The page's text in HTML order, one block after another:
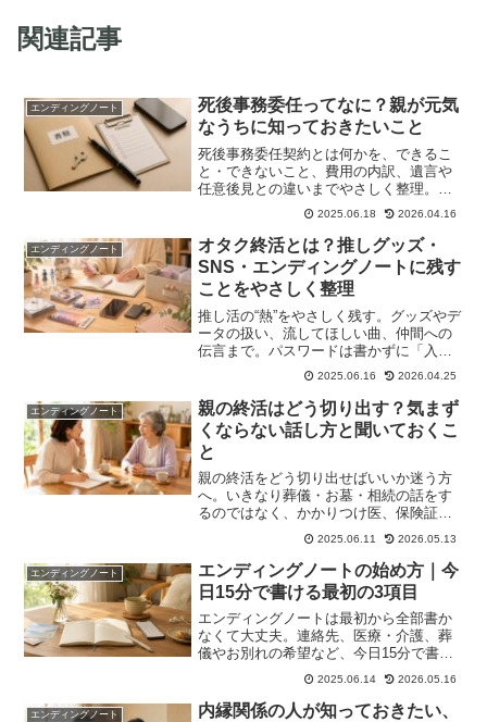
関連記事
エンディングノート
死後事務委任ってなに？親が元気
なうちに知っておきたいこと
死後事務委任契約とは何かを、できるこ
と・できないこと、費用の内訳、遺言や
任意後見との違いまでやさしく整理。実
子がいても使うケースや、契約前の注意
点も現場目線で解説します。
2025.06.18 2026.04.16
エンディングノート
オタク終活とは？推しグッズ・
SNS・エンディングノートに残す
ことをやさしく整理
推し活の“熱”をやさしく残す。グッズやデ
ータの扱い、流してほしい曲、仲間への
伝言まで。パスワードは書かずに「入口
情報＋保管場所」で安全に続けるコツも
2025.06.16 2026.04.25
エンディングノート
親の終活はどう切り出す？気まず
くならない話し方と聞いておくこ
と
親の終活をどう切り出せばいいか迷う方
へ。いきなり葬儀・お墓・相続の話をす
るのではなく、かかりつけ医、保険証の
場所、緊急連絡先など「もしもの時に迷
子にならない情報」から確認する方法
を、葬祭ディレクター目線でやさしく解
説します。
2025.06.11 2026.05.13
エンディングノート
エンディングノートの始め方｜今
日15分で書ける最初の3項目
エンディングノートは最初から全部書か
なくて大丈夫。連絡先、医療・介護、葬
儀やお別れの希望など、今日15分で書け
る最初の3項目を葬儀社目線でやさしく解
2025.06.14 2026.05.16
エンディングノート
内縁関係の人が知っておきたい、